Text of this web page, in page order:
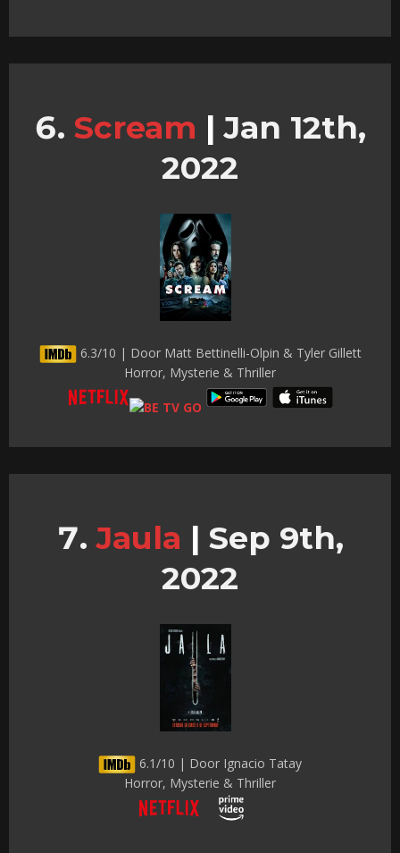
Scream | Jan 12th,
2022
6.3/10 | Door Matt Bettinelli-Olpin & Tyler Gillett
Horror, Mysterie & Thriller
Jaula | Sep 9th,
2022
6.1/10 | Door Ignacio Tatay
Horror, Mysterie & Thriller